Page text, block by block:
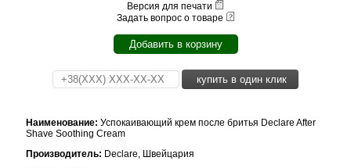
Версия для печати
Задать вопрос о товаре
Добавить в корзину
купить в один клик
Наименование: Успокаивающий крем после бритья Declare After
Shave Soothing Cream
Производитель: Declare, Швейцария